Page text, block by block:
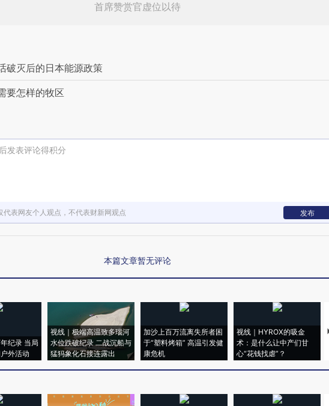
首席赞赏官虚位以待
破灭后的日本能源政策
要怎样的牧区
后发表评论得积分
代表网友个人观点，不代表财新网观点 发布
本篇文章暂无评论
纪录 当局
外活动
视线｜极端高温致多瑙河
水位跌破纪录 二战沉船与
猛犸象化石接连露出
加沙上百万流离失所者困
于“塑料烤箱” 高温引发健
康危机
视线｜HYROX的吸金
术：是什么让中产们甘
心“花钱找虐”？